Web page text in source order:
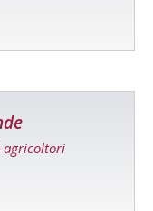
agricoltori